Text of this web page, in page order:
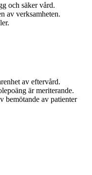
och säker vård.
av verksamheten.
av eftervård.
är meriterande.
bemötande av patienter